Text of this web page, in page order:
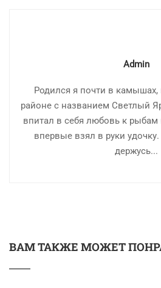
Admin
Родился я почти в камышах,
районе с названием Светлый
впитал в себя любовь к рыбам
впервые взял в руки
держусь...
ВАМ ТАКЖЕ МОЖЕТ